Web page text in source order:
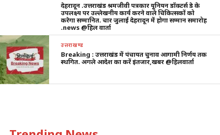
देहरादून .उत्तराखंड श्रमजीवी पत्रकार यूनियन डॉक्टर्स डे के
उपलक्ष्य पर उल्लेखनीय कार्य करने वाले चिकित्सकों को
करेगा सम्मानित. चार जुलाई देहरादून में होगा सम्मान समारोह
.news @हिल वार्ता
उत्तराखण्ड
Breaking : उत्तराखंड में पंचायत चुनाव आगामी निर्णय तक
स्थगित. अगले आदेश का करें इंतजार,खबर @हिलवार्ता